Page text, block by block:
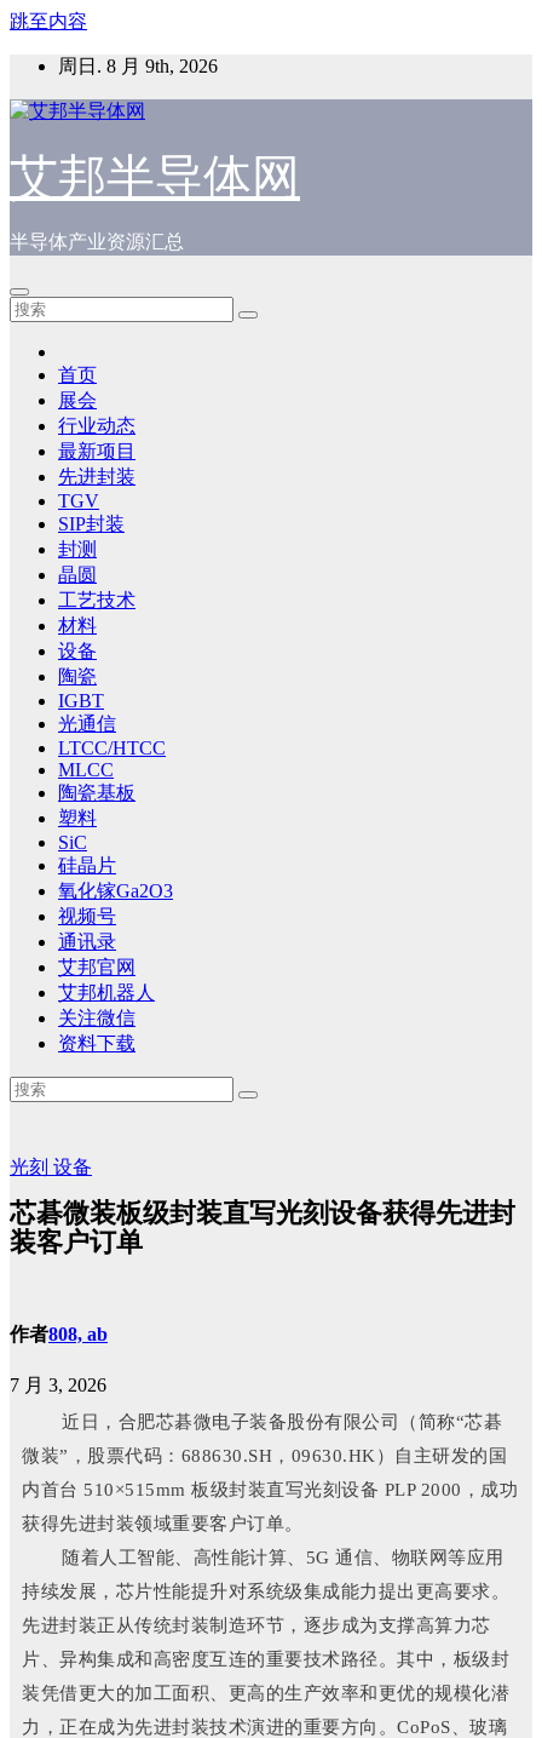
跳至内容
周日. 8 月 9th, 2026
艾邦半导体网
半导体产业资源汇总
首页
展会
行业动态
最新项目
先进封装
TGV
SIP封装
封测
晶圆
工艺技术
材料
设备
陶瓷
IGBT
光通信
LTCC/HTCC
MLCC
陶瓷基板
塑料
SiC
硅晶片
氧化镓Ga2O3
视频号
通讯录
艾邦官网
艾邦机器人
关注微信
资料下载
光刻 设备
芯碁微装板级封装直写光刻设备获得先进封
装客户订单
作者808, ab
7 月 3, 2026
近日，合肥芯碁微电子装备股份有限公司（简称“芯碁
微装”，股票代码：688630.SH，09630.HK）自主研发的国
内首台 510×515mm 板级封装直写光刻设备 PLP 2000，成功
获得先进封装领域重要客户订单。
随着人工智能、高性能计算、5G 通信、物联网等应用
持续发展，芯片性能提升对系统级集成能力提出更高要求。
先进封装正从传统封装制造环节，逐步成为支撑高算力芯
片、异构集成和高密度互连的重要技术路径。其中，板级封
装凭借更大的加工面积、更高的生产效率和更优的规模化潜
力，正在成为先进封装技术演进的重要方向。CoPoS、玻璃